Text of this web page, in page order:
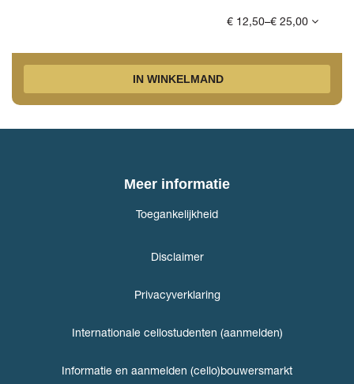
€ 12,50–€ 25,00
IN WINKELMAND
Meer informatie
Toegankelijkheid
Disclaimer
Privacyverklaring
Internationale cellostudenten (aanmelden)
Informatie en aanmelden (cello)bouwersmarkt